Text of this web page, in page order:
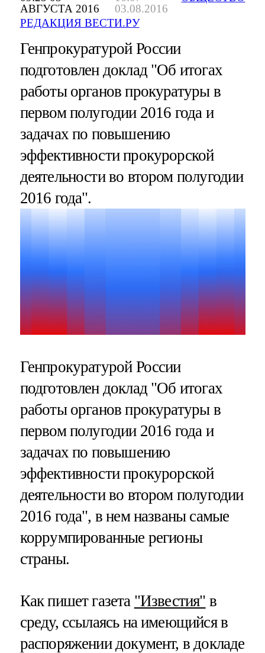
АВГУСТА 2016
03.08.2016
РЕДАКЦИЯ ВЕСТИ.РУ
Генпрокуратурой России
подготовлен доклад "Об итогах
работы органов прокуратуры в
первом полугодии 2016 года и
задачах по повышению
эффективности прокурорской
деятельности во втором полугодии
2016 года".
Генпрокуратурой России
подготовлен доклад "Об итогах
работы органов прокуратуры в
первом полугодии 2016 года и
задачах по повышению
эффективности прокурорской
деятельности во втором полугодии
2016 года", в нем названы самые
коррумпированные регионы
страны.
Как пишет газета "Известия" в
среду, ссылаясь на имеющийся в
распоряжении документ, в докладе